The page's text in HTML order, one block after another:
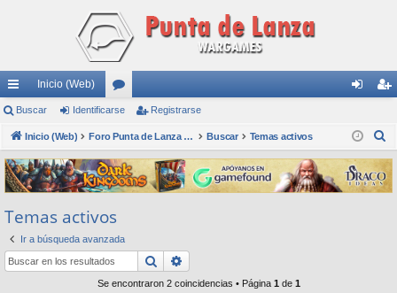
nl
ac
es
rá
pi
do
s
Inicio (Web)
or
os nti
fic
ar
ist
ra
rs
Buscar Identificarse Registrarse
Inicio (Web) Foro Punta de Lanza Wargames Buscar Temas activos
s
c
Temas activos
Ir a búsqueda avanzada
Buscar
Se encontraron 2 coincidencias • Página 1 de 1